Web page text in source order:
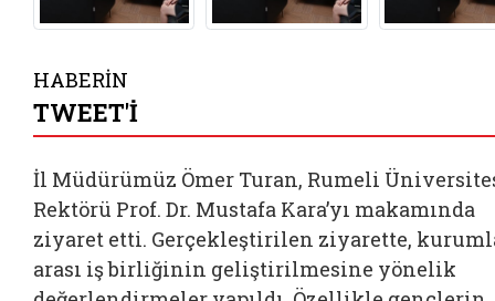
HABERİN
TWEET'İ
İl Müdürümüz Ömer Turan, Rumeli
Rektörü Prof. Dr. Mustafa Kara’yı makamında
ziyaret etti. Gerçekleştirilen ziyarette,
arası iş birliğinin geliştirilmesine yönelik